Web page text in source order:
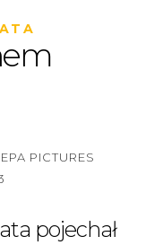
PICTURES
pojechał